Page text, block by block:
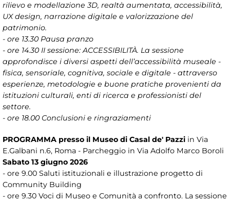
rilievo e modellazione 3D, realtà aumentata, accessibilità,
UX design, narrazione digitale e valorizzazione del
patrimonio.
- ore 13.30 Pausa pranzo
- ore 14.30 II sessione: ACCESSIBILITÀ. La sessione
approfondisce i diversi aspetti dell’accessibilità museale -
fisica, sensoriale, cognitiva, sociale e digitale - attraverso
esperienze, metodologie e buone pratiche provenienti da
istituzioni culturali, enti di ricerca e professionisti del
settore.
- ore 18.00 Conclusioni e ringraziamenti
PROGRAMMA presso il Museo di Casal de' Pazzi in Via
E.Galbani n.6, Roma - Parcheggio in Via Adolfo Marco Boroli
Sabato 13 giugno 2026
- ore 9.00 Saluti istituzionali e illustrazione progetto di
Community Building
- ore 9.30 Voci di Museo e Comunità a confronto. La sessione